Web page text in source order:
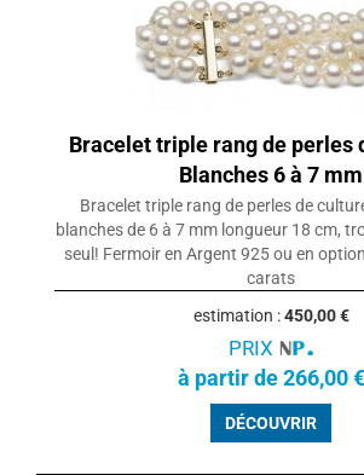
Bracelet triple rang de perles
Blanches 6 à 7 mm
Bracelet triple rang de perles de
blanches de 6 à 7 mm longueur 18 cm,
seul! Fermoir en Argent 925 ou en
carats
estimation :450,00 €
PRIX
à partir de 266,00 €
DÉCOUVRIR